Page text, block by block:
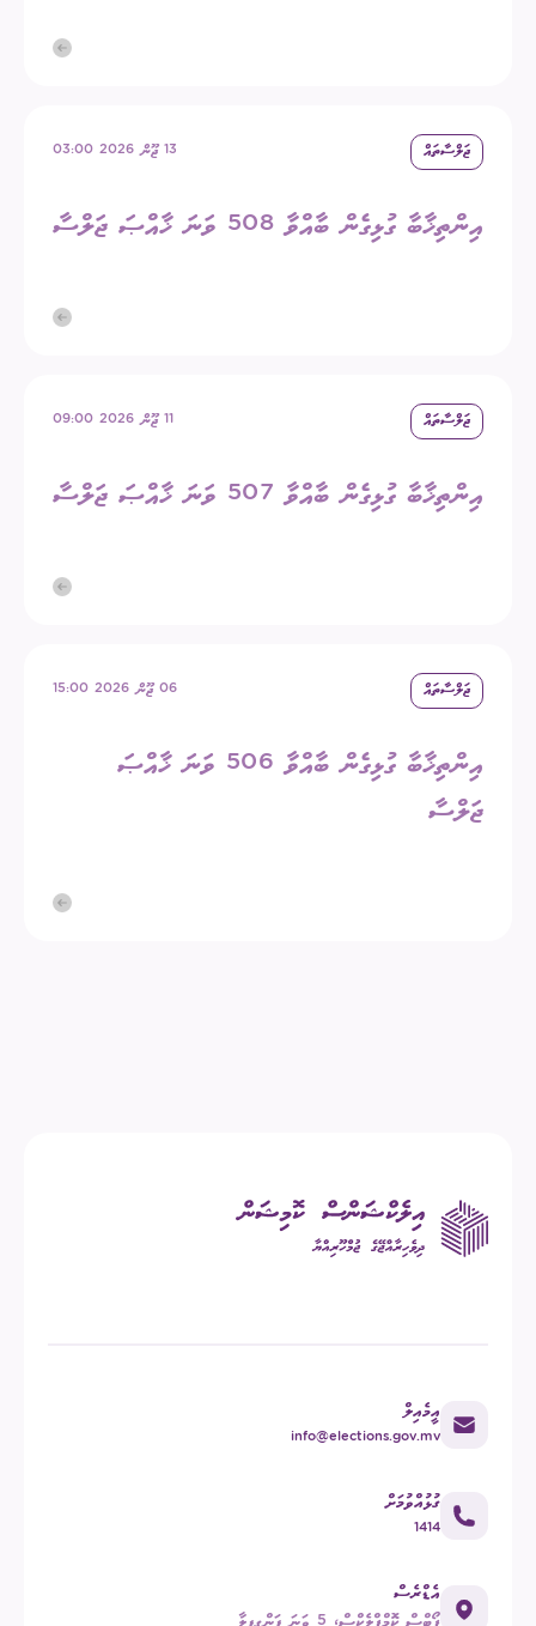
ޖަލްސާތައް 13 ޖޫން 2026 03:00
އިންތިޚާބާ ގުޅިގެން ބާއްވާ 508 ވަނަ ޚާއްޞަ ޖަލްސާ
ޖަލްސާތައް 11 ޖޫން 2026 09:00
އިންތިޚާބާ ގުޅިގެން ބާއްވާ 507 ވަނަ ޚާއްޞަ ޖަލްސާ
ޖަލްސާތައް 06 ޖޫން 2026 15:00
އިންތިޚާބާ ގުޅިގެން ބާއްވާ 506 ވަނަ ޚާއްޞަ
ޖަލްސާ
އީމެއިލް
info@elections.gov.mv
ގުޅުއްވުމަށް
1414
އެޑްރެސް